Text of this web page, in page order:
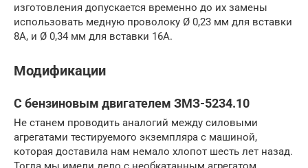
изготовления допускается временно до их замены
использовать медную проволоку Ø 0,23 мм для вставки
8А, и Ø 0,34 мм для вставки 16А.
Модификации
С бензиновым двигателем ЗМЗ-5234.10
Не станем проводить аналогий между силовыми
агрегатами тестируемого экземпляра с машиной,
которая доставила нам немало хлопот шесть лет назад.